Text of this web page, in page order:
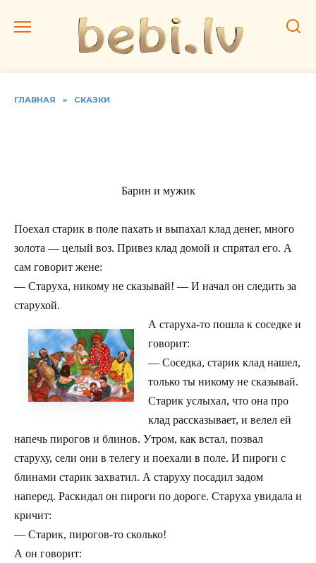
ГЛАВНАЯ » СКАЗКИ
Барин и мужик
Поехал старик в поле пахать и выпахал клад денег, много
золота — целый воз. Привез клад домой и спрятал его. А
сам говорит жене:
— Старуха, никому не сказывай! — И начал он следить за
старухой.
А старуха-то пошла к соседке и
говорит:
— Соседка, старик клад нашел,
только ты никому не сказывай.
Старик услыхал, что она про
клад рассказывает, и велел ей
напечь пирогов и блинов. Утром, как встал, позвал
старуху, сели они в телегу и поехали в поле. И пироги с
блинами старик захватил. А старуху посадил задом
наперед. Раскидал он пироги по дороге. Старуха увидала и
кричит:
— Старик, пирогов-то сколько!
А он говорит: